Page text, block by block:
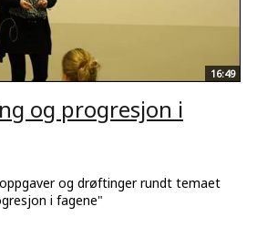
16:49
og progresjon i
og drøftinger rundt temaet
i fagene"